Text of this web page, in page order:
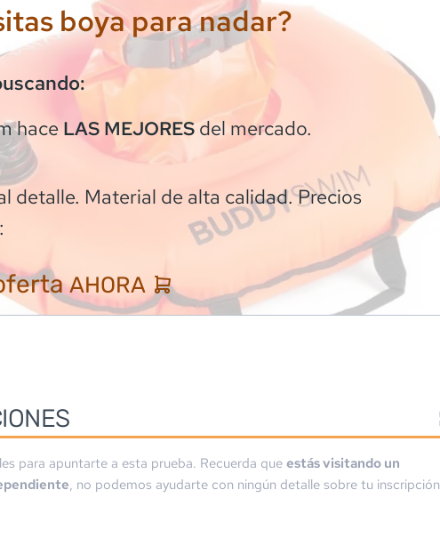
boya para nadar?
haceLAS MEJORESdel mercado.
detalle. Material de alta calidad. Precios
AHORA
para apuntarte a esta prueba. Recuerda que estás visitando un
, no podemos ayudarte con ningún detalle sobre tu inscripción